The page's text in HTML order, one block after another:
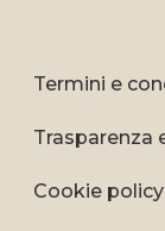
Termini e
Trasparenza
Cookie policy